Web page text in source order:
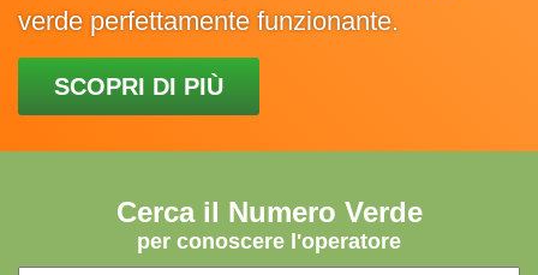
verde perfettamente funzionante.
SCOPRI DI PIÙ
Cerca il Numero Verde
per conoscere l'operatore